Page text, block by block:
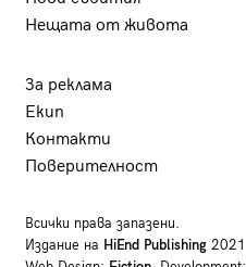
Нещата от живота
За реклама
Екип
Контакти
Поверителност
Всички права запазени.
Издание на HiEnd Publishing2021